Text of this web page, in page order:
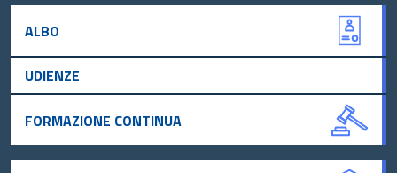
ALBO
UDIENZE
FORMAZIONE CONTINUA